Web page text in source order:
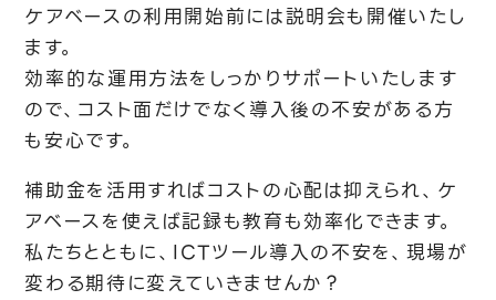
ケアベースの利用開始前には説明会も開催いたし
ます。
効率的な運用方法をしっかりサポートいたします
ので、コスト面だけでなく導入後の不安がある方
も安心です。
補助金を活用すればコストの心配は抑えられ、ケ
アベースを使えば記録も教育も効率化できます。
私たちとともに、ICTツール導入の不安を、現場が
変わる期待に変えていきませんか？